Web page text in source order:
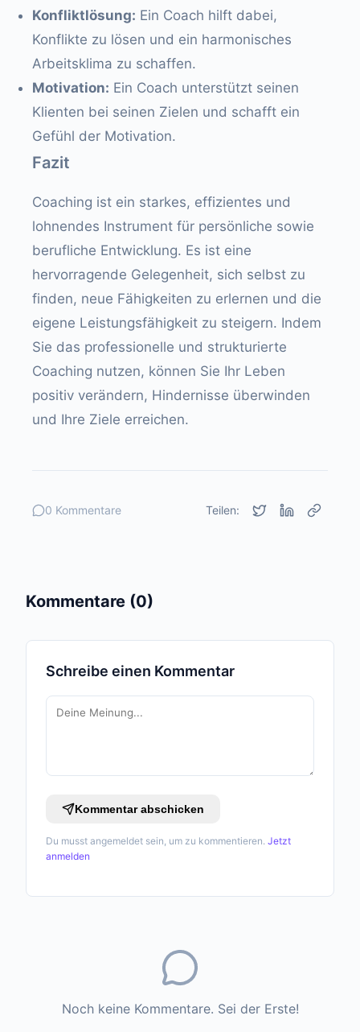
Konfliktlösung: Ein Coach hilft dabei,
Konflikte zu lösen und ein harmonisches
Arbeitsklima zu schaffen.
Motivation: Ein Coach unterstützt seinen
Klienten bei seinen Zielen und schafft ein
Gefühl der Motivation.
Fazit
Coaching ist ein starkes, effizientes und
lohnendes Instrument für persönliche sowie
berufliche Entwicklung. Es ist eine
hervorragende Gelegenheit, sich selbst zu
finden, neue Fähigkeiten zu erlernen und die
eigene Leistungsfähigkeit zu steigern. Indem
Sie das professionelle und strukturierte
Coaching nutzen, können Sie Ihr Leben
positiv verändern, Hindernisse überwinden
und Ihre Ziele erreichen.
0 Kommentare Teilen:
Kommentare (0)
Schreibe einen Kommentar
Kommentar abschicken
Du musst angemeldet sein, um zu kommentieren. Jetzt
anmelden
Noch keine Kommentare. Sei der Erste!